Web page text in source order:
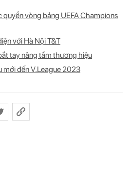
quyền vòng bảng UEFA Champions
với Hà Nội T&T
tay nâng tầm thương hiệu
mới đến V.League 2023